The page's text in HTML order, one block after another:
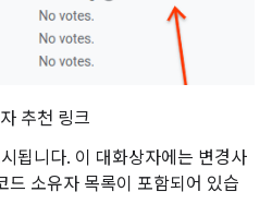
추천 링크
됩니다. 이 대화상자에는 변경사
드 소유자 목록이 포함되어 있습